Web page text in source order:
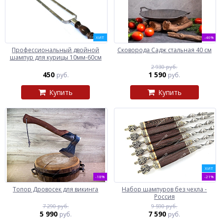
ХИТ
Профессиональный двойной
шампур для курицы 10мм-60см
450 руб.
Купить
-46%
Сковорода Садж стальная 40 см
2 930 руб.
1 590 руб.
Купить
-18%
Топор Дровосек для викинга
7 290 руб.
5 990 руб.
ХИТ
-21%
Набор шампуров без чехла -
Россия
9 590 руб.
7 590 руб.